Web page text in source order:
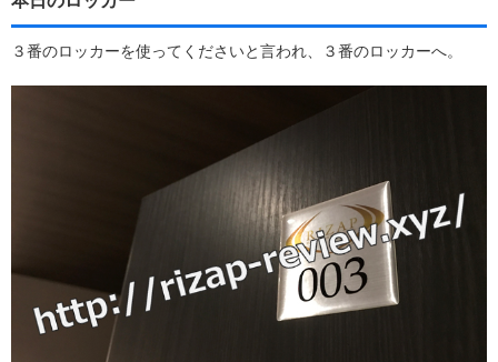
３番のロッカーを使ってくださいと言われ、３番のロッカーへ。